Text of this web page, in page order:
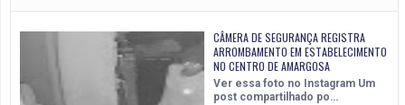
CÂMERA DE SEGURANÇA REGISTRA
ARROMBAMENTO EM ESTABELECIMENTO
NO CENTRO DE AMARGOSA
Ver essa foto no Instagram Um
post compartilhado po…